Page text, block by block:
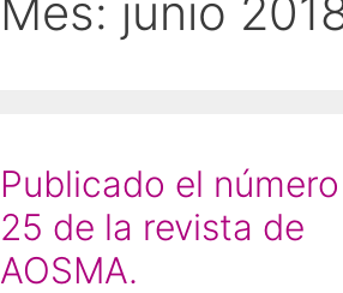
Mes: junio
Publicado el número
25 de la revista de
AOSMA.